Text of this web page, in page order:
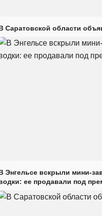
Саратовской области
Энгельсе вскрыли мини-
ее продавали под